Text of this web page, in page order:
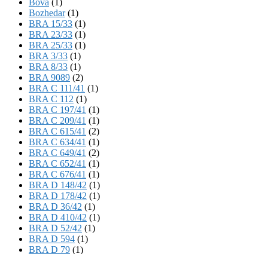
Bozhedar(1)
BRA 15/33 (1)
BRA 23/33 (1)
BRA 25/33 (1)
BRA 3/33 (1)
BRA 8/33 (1)
BRA 9089 (2)
BRA C 111/41 (1)
BRA C 112 (1)
BRA C 197/41 (1)
BRA C 209/41 (1)
BRA C 615/41 (2)
BRA C 634/41 (1)
BRA C 649/41 (2)
BRA C 652/41 (1)
BRA C 676/41 (1)
BRA D 148/42 (1)
BRA D 178/42 (1)
BRA D 36/42 (1)
BRA D 410/42 (1)
BRA D 52/42 (1)
BRA D 594 (1)
BRA D 79 (1)